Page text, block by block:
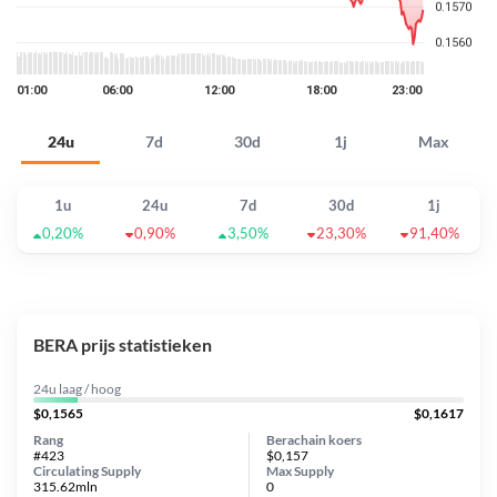
24u 7d 30d 1j Max
1u 24u 7d 30d
1j
0,20%
0,90% 3,50% 23,30% 91,40%
BERA prijs statistieken
24u laag / hoog
$0,1565
$0,1617
Berachain koers
$0,157
Circulating Supply
315.62mln
Max Supply
0
Rang
#423